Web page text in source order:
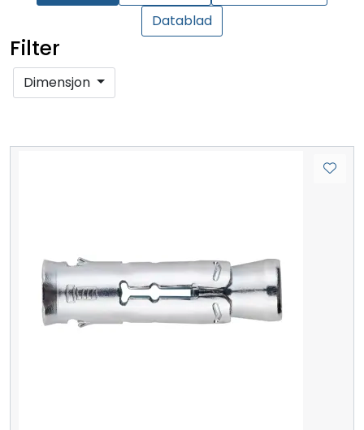
Datablad
Filter
Dimensjon